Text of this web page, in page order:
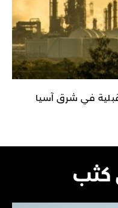
في شرق آسيا
كثب